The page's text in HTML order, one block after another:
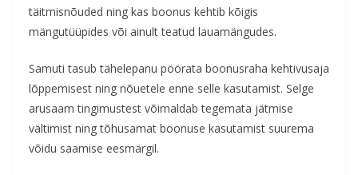
täitmisnõuded ning kas boonus kehtib kõigis
mängutüüpides või ainult teatud lauamängudes.
Samuti tasub tähelepanu pöörata boonusraha kehtivusaja
lõppemisest ning nõuetele enne selle kasutamist. Selge
arusaam tingimustest võimaldab tegemata jätmise
vältimist ning tõhusamat boonuse kasutamist suurema
võidu saamise eesmärgil.